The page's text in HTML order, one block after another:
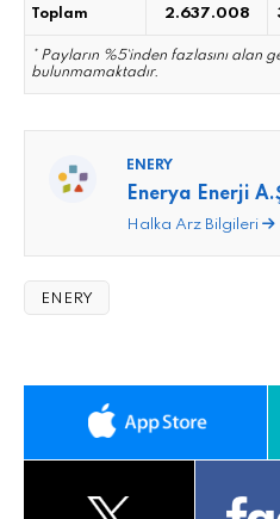
Toplam 2.637.008
* Payların %5`inden fazlasını alan
bulunmamaktadır.
ENERY
Enerya Enerji
Halka Arz Bilgileri
ENERY